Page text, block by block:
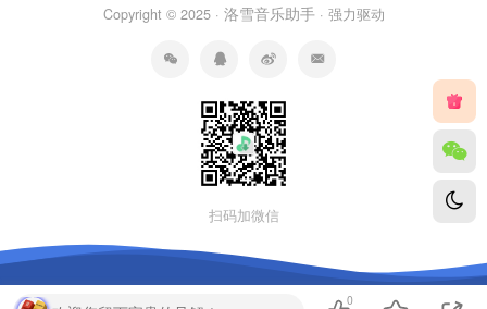
Copyright © 2025 · 洛雪音乐助手· 强力驱动
扫码加微信
0